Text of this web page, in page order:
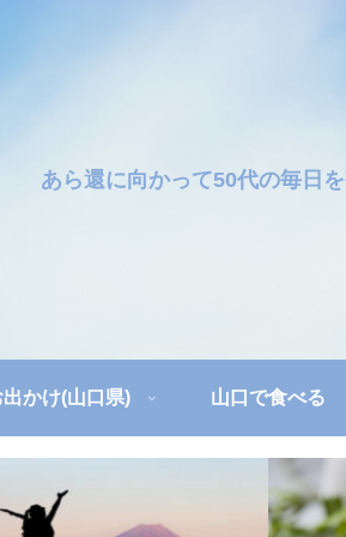
あら還に向かって50代の毎日
出かけ(山口県) 山口で食べる